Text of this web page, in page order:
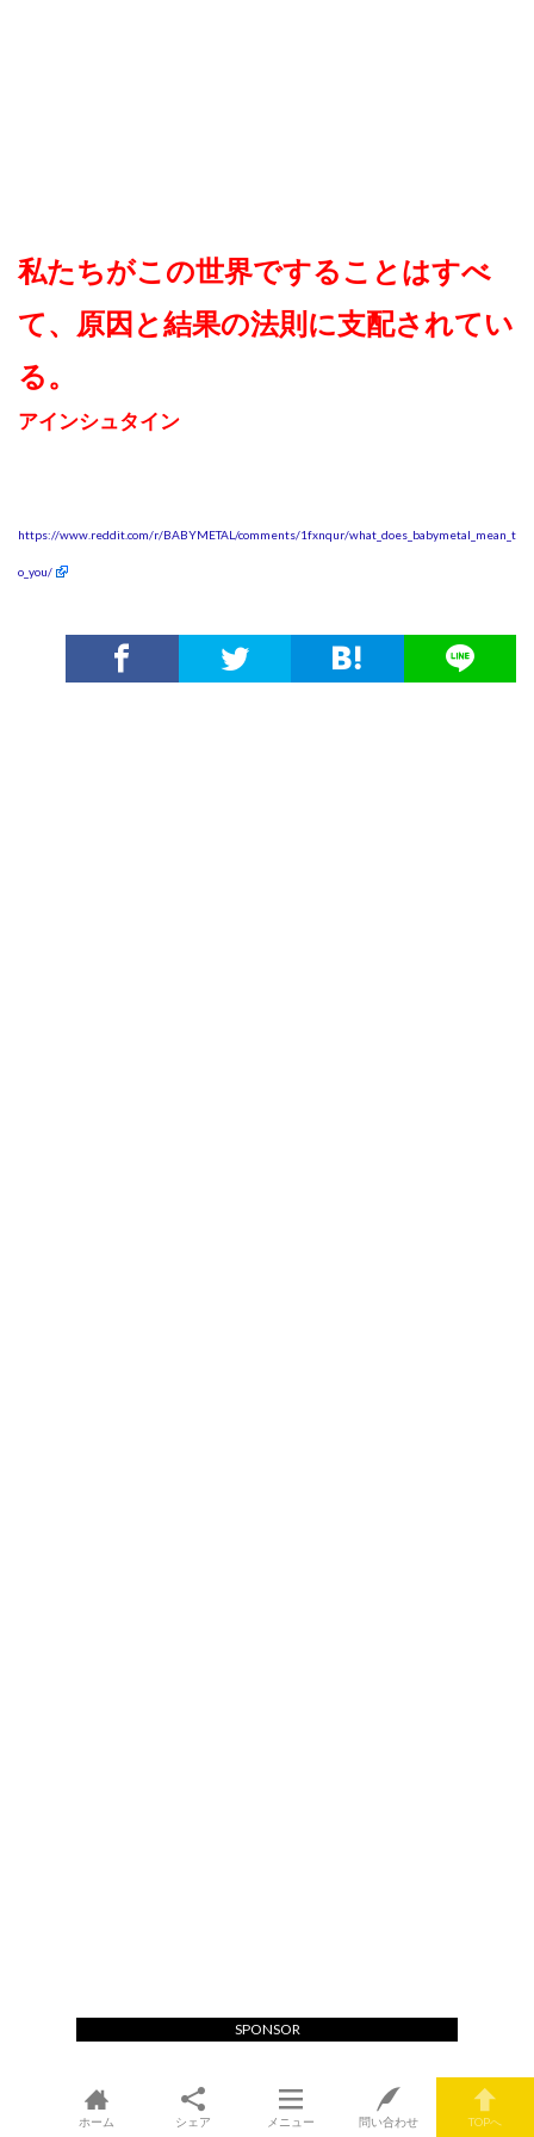
私たちがこの世界ですることはすべ
て、原因と結果の法則に支配されてい
る。
アインシュタイン
https://www.reddit.com/r/BABYMETAL/comments/1fxnqur/what_does_babymetal_mean_t
o_you/
SPONSOR
ホーム シェア メニュー 問い合わせ TOPへ